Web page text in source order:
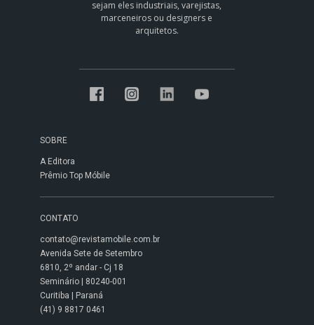
sejam eles industriais, varejistas,
marceneiros ou designers e
arquitetos.
SOBRE
A Editora
Prêmio Top Móbile
CONTATO
contato@revistamobile.com.br
Avenida Sete de Setembro
6810, 2º andar - Cj 18
Seminário | 80240-001
Curitiba | Paraná
(41) 9 8817 0461